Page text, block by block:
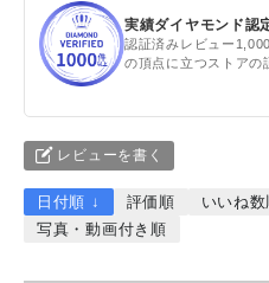
実績ダイヤモンド認
認証済みレビュー
の頂点に立つストアの
レビューを書く
日付順 ↓ 評価順 いいね数
写真・動画付き順